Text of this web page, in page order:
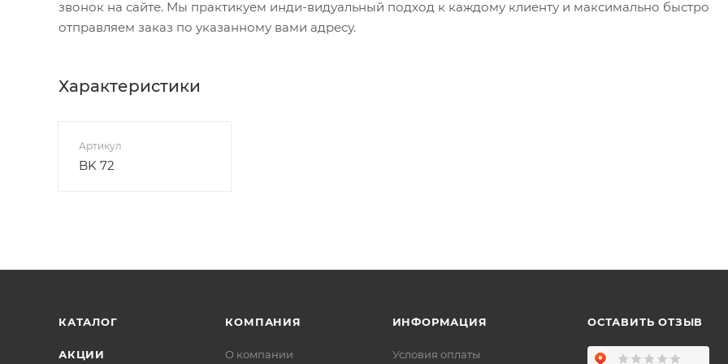
звонок на сайте. Мы практикуем инди-видуальный подход к каждому клиенту и максимально быстро
отправляем заказ по указанному вами адресу.
Характеристики
Артикул
BK 72
КАТАЛОГ
АКЦИИ
КОМПАНИЯ
О компании
ИНФОРМАЦИЯ
Условия оплаты
ОСТАВИТЬ ОТЗЫВ